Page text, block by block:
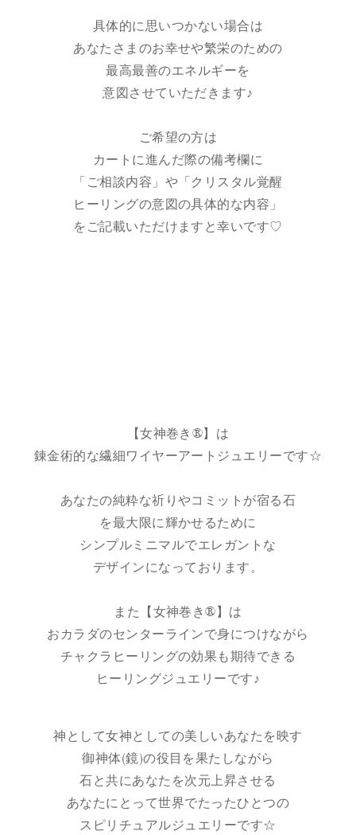
具体的に思いつかない場合は
あなたさまのお幸せや繁栄のための
最高最善のエネルギーを
意図させていただきます♪
ご希望の方は
カートに進んだ際の備考欄に
「ご相談内容」や「クリスタル覚醒
ヒーリングの意図の具体的な内容」
をご記載いただけますと幸いです♡
【女神巻き®】は
錬金術的な繊細ワイヤーアートジュエリーです☆
あなたの純粋な祈りやコミットが宿る石
を最大限に輝かせるために
シンプルミニマルでエレガントな
デザインになっております。
また【女神巻き®】は
おカラダのセンターラインで身につけながら
チャクラヒーリングの効果も期待できる
ヒーリングジュエリーです♪
神として女神としての美しいあなたを映す
御神体(鏡)の役目を果たしながら
石と共にあなたを次元上昇させる
あなたにとって世界でたったひとつの
スピリチュアルジュエリーです☆